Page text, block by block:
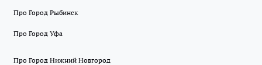
Про Город Рыбинск
Про Город Уфа
Про Город Нижний Новгород